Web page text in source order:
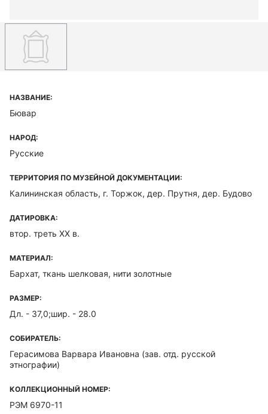
НАЗВАНИЕ:
Бювар
НАРОД:
Русские
ТЕРРИТОРИЯ ПО МУЗЕЙНОЙ ДОКУМЕНТАЦИИ:
Калининская область, г. Торжок, дер. Прутня, дер. Будово
ДАТИРОВКА:
втор. треть XX в.
МАТЕРИАЛ:
Бархат, ткань шелковая, нити золотные
РАЗМЕР:
Дл. - 37,0;шир. - 28.0
СОБИРАТЕЛЬ:
Герасимова Варвара Ивановна (зав. отд. русской
этнографии)
КОЛЛЕКЦИОННЫЙ НОМЕР:
РЭМ 6970-11